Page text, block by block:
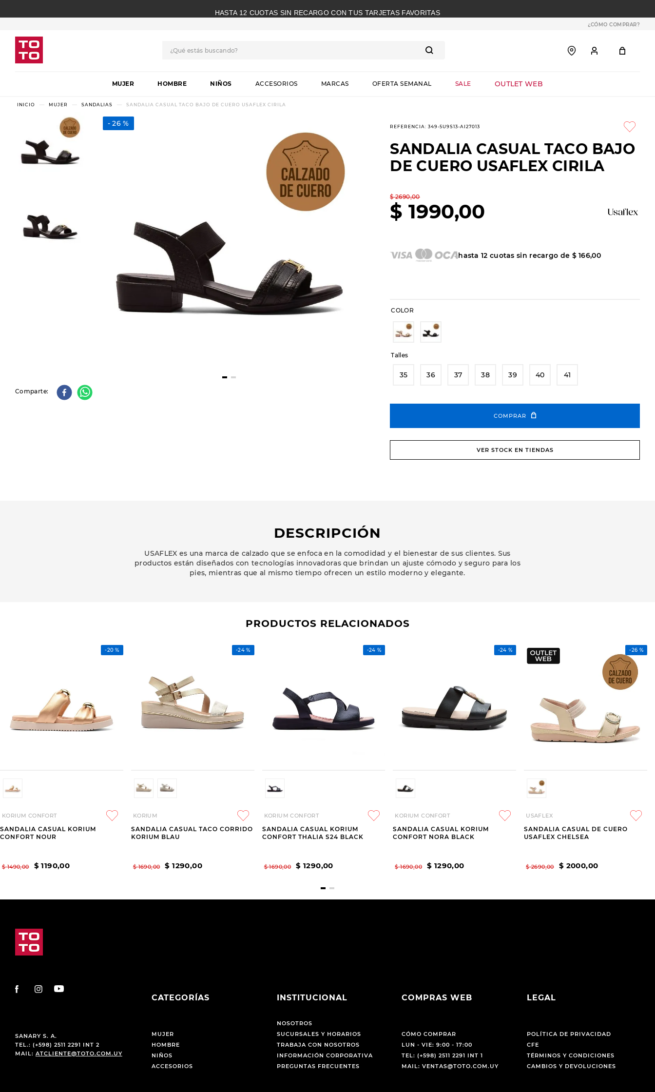
HASTA 12 CUOTAS SIN RECARGO CON TUS TARJETAS FAVORITAS
¿CÓMO COMPRAR?
MUJER HOMBRE NIÑOS ACCESORIOS MARCAS OFERTA SEMANAL SALE OUTLET WEB
MUJER SANDALIAS SANDALIA CASUAL TACO BAJO DE CUERO USAFLEX CIRILA
26 %
Comparte
REFERENCIA:349-5U9S13-AI27013
SANDALIA CASUAL TACO BAJO
DE CUERO USAFLEX CIRILA
$ 2690,00
$ 1990,00
hasta12 cuotas sin recargo de $ 166,00
COLOR
Talles
35 36 37 38 39 40 41
COMPRAR
VER STOCK EN TIENDAS
DESCRIPCIÓN
USAFLEX es una marca de calzado que se enfoca en la comodidad y el bienestar de sus clientes. Sus
productos están diseñados con tecnologías innovadoras que brindan un ajuste cómodo y seguro para los
pies, mientras que al mismo tiempo ofrecen un estilo moderno y elegante.
PRODUCTOS RELACIONADOS
-20 %
KORIUM CONFORT
SANDALIA CASUAL KORIUM
CONFORT NOUR
$ 1490,00 $ 1190,00
-24 %
KORIUM
SANDALIA CASUAL TACO CORRIDO
KORIUM BLAU
$ 1690,00 $ 1290,00
-24 %
KORIUM CONFORT
SANDALIA CASUAL KORIUM
CONFORT THALIA S24 BLACK
$ 1690,00 $ 1290,00
-24 %
KORIUM CONFORT
SANDALIA CASUAL KORIUM
CONFORT NORA BLACK
$ 1690,00 $ 1290,00
-26 %
USAFLEX
SANDALIA CASUAL DE CUERO
USAFLEX CHELSEA
$ 2690,00 $ 2000,00
SANARY S. A.
TEL.: (+598) 2511 2291 INT 2
MAIL: ATCLIENTE@TOTO.COM.UY
CATEGORÍAS
MUJER
HOMBRE
NIÑOS
ACCESORIOS
INSTITUCIONAL
NOSOTROS
SUCURSALES Y HORARIOS
TRABAJA CON NOSOTROS
INFORMACIÓN CORPORATIVA
PREGUNTAS FRECUENTES
COMPRAS WEB
CÓMO COMPRAR
LUN - VIE: 9:00 - 17:00
TEL: (+598) 2511 2291 INT 1
MAIL: VENTAS@TOTO.COM.UY
LEGAL
POLÍTICA DE PRIVACIDAD
CFE
TÉRMINOS Y CONDICIONES
CAMBIOS Y DEVOLUCIONES
1.
botas
2 .
skechers
3.
slip-ins
10. botas dama